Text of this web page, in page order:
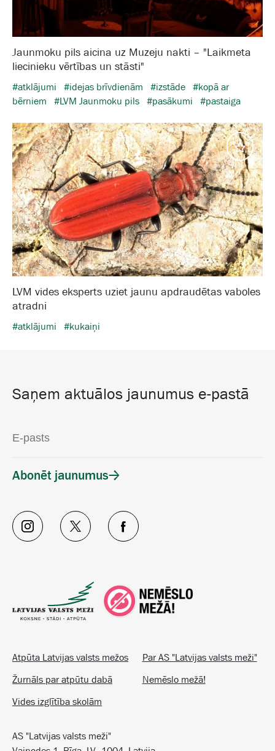
Jaunmoku pils aicina uz Muzeju nakti – "Laikmeta
liecinieku vērtības un stāsti"
#atklājumi #idejas brīvdienām #izstāde #kopā ar
bērniem
#LVM Jaunmoku pils #pasākumi #pastaiga
LVM vides eksperts uziet jaunu apdraudētas vaboles
atradni
#atklājumi #kukaiņi
Atpūta Latvijas valsts mežos
Par AS "Latvijas valsts meži"
Žurnāls par atpūtu dabā
Nemēslo mežā!
Vides izglītība skolām
AS "Latvijas valsts meži"
Saņem aktuālos jaunumus e-pastā
Abonēt jaunumus